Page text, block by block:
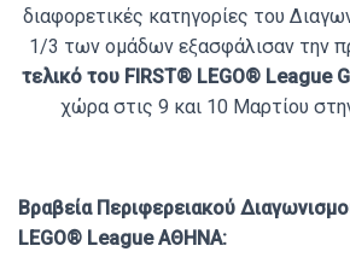
διαφορετικές κατηγορίες του
1/3 των ομάδων εξασφάλισαν την
τελικό του FIRST® LEGO® League
χώρα στις 9 και 10 Μαρτίου
Βραβεία Περιφερειακού
LEGO® League ΑΘΗΝΑ: